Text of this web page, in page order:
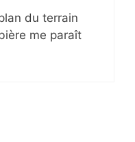
du terrain
me paraît